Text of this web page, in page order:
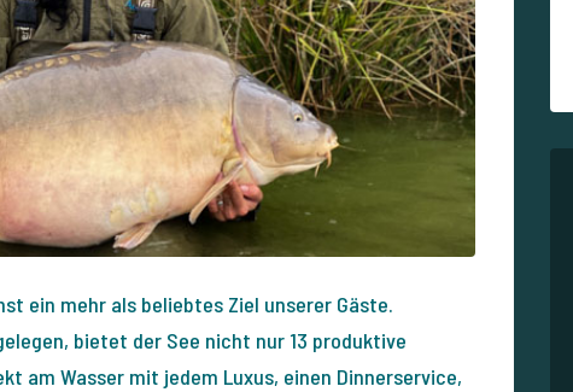
ein mehr als beliebtes Ziel unserer Gäste.
bietet der See nicht nur 13 produktive
am Wasser mit jedem Luxus, einen Dinnerservice,